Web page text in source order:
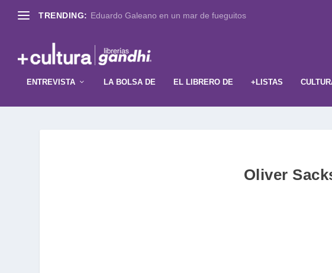
TRENDING: Eduardo Galeano en un mar de fueguitos
ENTREVISTA LA BOLSA DE EL LIBRERO DE +LISTAS
Oliver